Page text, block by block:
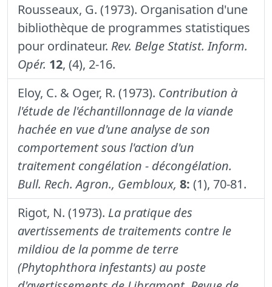
Rousseaux, G. (1973). Organisation d'une
bibliothèque de programmes statistiques
pour ordinateur. Rev. Belge Statist. Inform.
Opér. 12, (4), 2-16.
Eloy, C. & Oger, R. (1973). Contribution à
l'étude de l'échantillonnage de la viande
hachée en vue d'une analyse de son
comportement sous l'action d'un
traitement congélation - décongélation.
Bull. Rech. Agron., Gembloux, 8: (1), 70-81.
Rigot, N. (1973). La pratique des
avertissements de traitements contre le
mildiou de la pomme de terre
(Phytophthora infestants) au poste